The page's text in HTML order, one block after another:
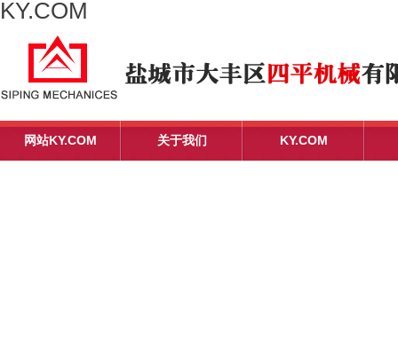
KY.COM
网站KY.COM 关于我们 KY.COM